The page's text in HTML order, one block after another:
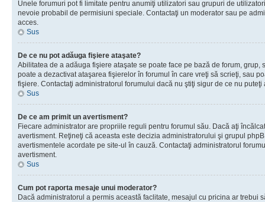
Unele forumuri pot fi limitate pentru anumiţi utilizatori sau grupuri de
nevoie probabil de permisiuni speciale. Contactaţi un moderator sau pe
acces.
Sus
De ce nu pot adăuga fişiere ataşate?
Abilitatea de a adăuga fişiere ataşate se poate face pe bază de forum, grup,
poate a dezactivat ataşarea fişierelor în forumul în care vreţi să scrieţi, sau
fişiere. Contactaţi administratorul forumului dacă nu ştiţi sigur de ce nu
Sus
De ce am primit un avertisment?
Fiecare administrator are propriile reguli pentru forumul său. Dacă aţi
avertisment. Reţineţi că aceasta este decizia administratorului şi grupul
avertismentele acordate pe site-ul în cauză. Contactaţi administratorul
avertisment.
Sus
Cum pot raporta mesaje unui moderator?
Dacă administratorul a permis această faclitate, mesajul cu pricina ar trebui